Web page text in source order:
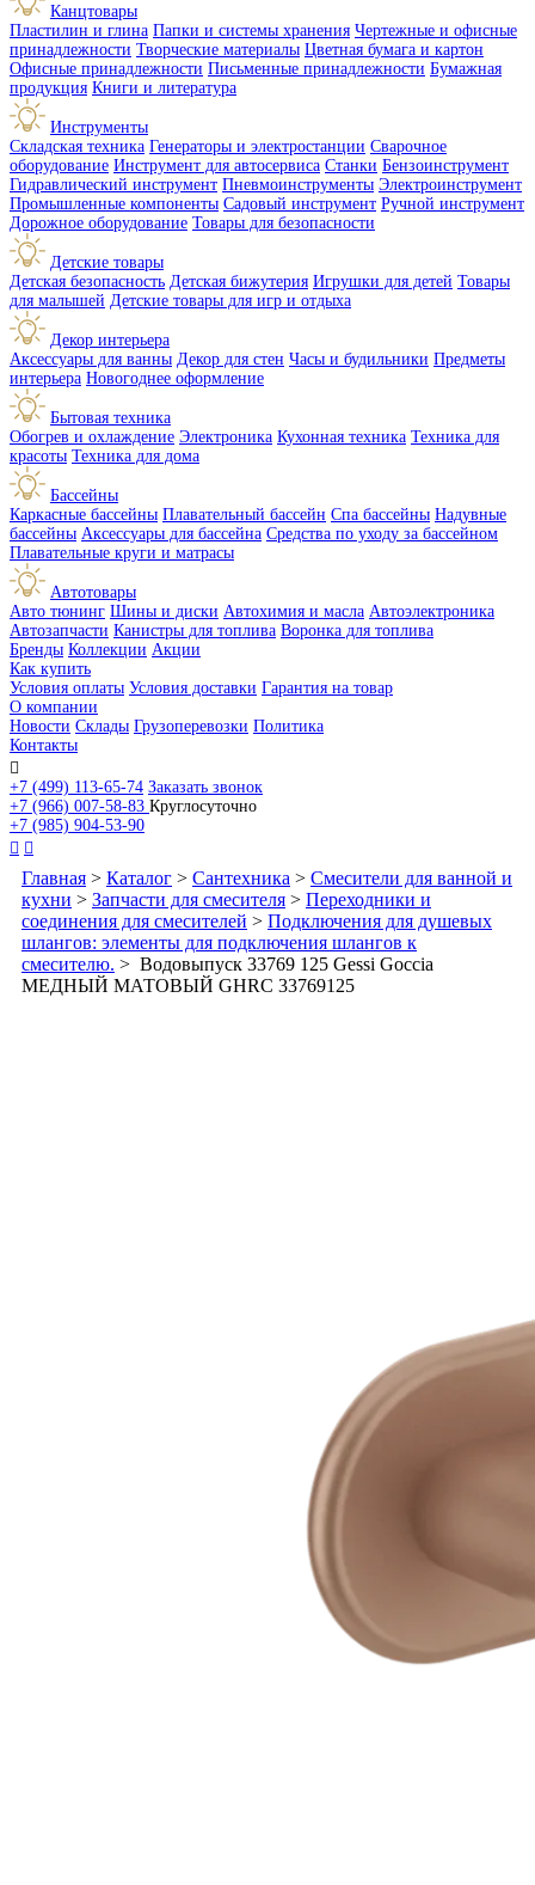
Канцтовары
Пластилин и глина Папки и системы хранения Чертежные и офисные
принадлежности Творческие материалы Цветная бумага и картон
Офисные принадлежности Письменные принадлежности Бумажная
продукция Книги и литература
Инструменты
Складская техника Генераторы и электростанции Сварочное
оборудование Инструмент для автосервиса Станки Бензоинструмент
Гидравлический инструмент Пневмоинструменты Электроинструмент
Промышленные компоненты Садовый инструмент Ручной инструмент
Дорожное оборудование Товары для безопасности
Детские товары
Детская безопасность Детская бижутерия Игрушки для детей Товары
для малышей Детские товары для игр и отдыха
Декор интерьера
Аксессуары для ванны Декор для стен Часы и будильники Предметы
интерьера Новогоднее оформление
Бытовая техника
Обогрев и охлаждение Электроника Кухонная техника Техника для
красоты Техника для дома
Бассейны
Каркасные бассейны Плавательный бассейн Спа бассейны Надувные
бассейны Аксессуары для бассейна Средства по уходу за бассейном
Плавательные круги и матрасы
Автотовары
Авто тюнинг Шины и диски Автохимия и масла Автоэлектроника
Автозапчасти Канистры для топлива Воронка для топлива
Бренды Коллекции Акции
Как купить
Условия оплаты Условия доставки Гарантия на товар
О компании
Новости Склады Грузоперевозки Политика
Контакты

+7 (499) 113-65-74 Заказать звонок
+7 (966) 007-58-83 Круглосуточно
+7 (985) 904-53-90
 
Главная > Каталог > Сантехника > Смесители для ванной и
кухни > Запчасти для смесителя > Переходники и
соединения для смесителей > Подключения для душевых
шлангов: элементы для подключения шлангов к
смесителю. > Водовыпуск 33769 125 Gessi Goccia
МЕДНЫЙ МАТОВЫЙ GHRC 33769125